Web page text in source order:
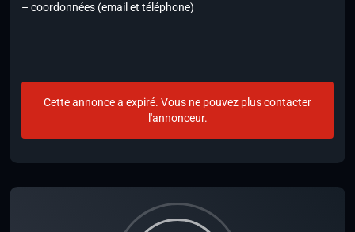
– coordonnées (email et téléphone)
Cette annonce a expiré. Vous ne pouvez plus contacter
l'annonceur.